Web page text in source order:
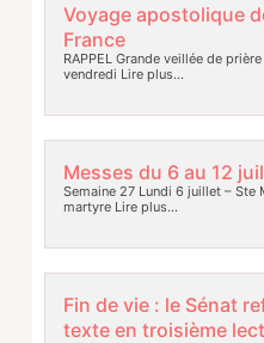
Voyage apostolique
France
RAPPEL Grande veillée de
vendredi Lire plus…
Messes du 6 au 12
Semaine 27 Lundi 6 juillet – Ste
martyreLire plus…
Fin de vie : le Sénat
texte en troisième